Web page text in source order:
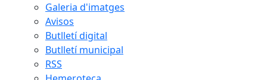
Galeria d'imatges
Avisos
Butlletí digital
Butlletí municipal
RSS